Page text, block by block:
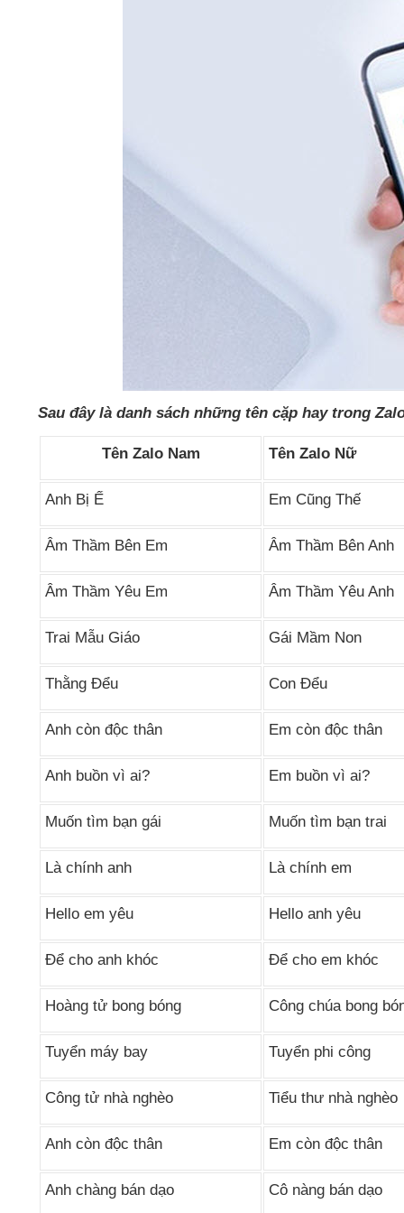
Sau đây là danh sách những tên cặp hay trong
Tên Zalo Nam Tên Zalo Nữ
Anh Bị Ế Em Cũng Thế
Âm Thầm Bên Em Âm Thầm Bên Anh
Âm Thầm Yêu Em Âm Thầm Yêu Anh
Trai Mẫu Giáo Gái Mầm Non
Thằng Đểu Con Đểu
Anh còn độc thân Em còn độc thân
Anh buồn vì ai? Em buồn vì ai?
Muốn tìm bạn gái Muốn tìm bạn trai
Là chính anh Là chính em
Hello em yêu Hello anh yêu
Để cho anh khóc Để cho em khóc
Hoàng tử bong bóng Công chúa bong
Tuyển máy bay Tuyển phi công
Công tử nhà nghèo Tiểu thư nhà nghèo
Anh còn độc thân Em còn độc thân
Anh chàng bán dạo Cô nàng bán dạo